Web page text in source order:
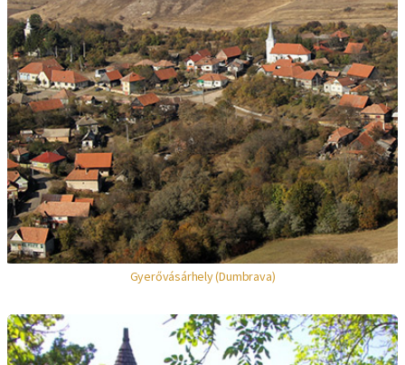
Gyerővásárhely (Dumbrava)